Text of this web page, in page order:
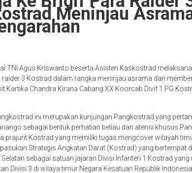
Meninjau
TNI Agus Kriswanto beserta Asisten Kaskostrad
3 Kostrad dalam rangka meninjau asrama dan
Kartika Chandra Kirana Cabang XX Koorcab Divif 1 PG
ini merupakan kunjungan Pangkostrad yang
sebagai bentuk perhatian beliau dan atensi khusus
prajurit Kostrad yang memiliki tugas mengcover wilayah
Strategis Angkatan Darat (Kostrad) yang bertempat
sebagai satuan jajaran Divisi Infanteri 1 Kostrad yang
Divisi 3 di wilaya timur Negara Kesatuan Republik Indonesia.